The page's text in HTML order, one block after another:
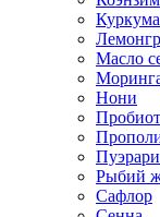
Масло
Нони
Рыбий
Сафлор